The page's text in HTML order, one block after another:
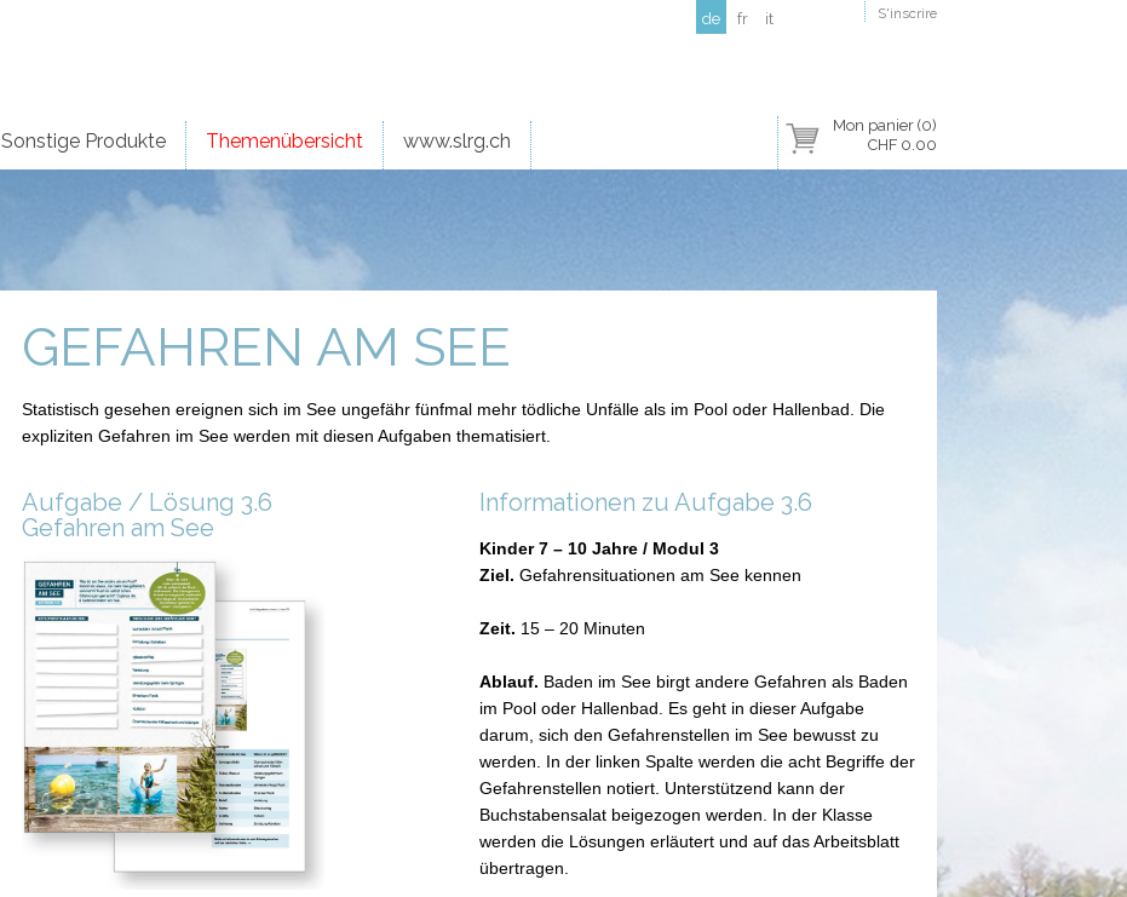
S'inscrire
de fr it
Sonstige Produkte Themenübersicht www.slrg.ch
Mon panier (0)
CHF 0.00
GEFAHREN AM SEE
Statistisch gesehen ereignen sich im See ungefähr fünfmal mehr tödliche Unfälle als im Pool oder Hallenbad. Die
expliziten Gefahren im See werden mit diesen Aufgaben thematisiert.
Aufgabe / Lösung 3.6
Gefahren am See
Informationen zu Aufgabe 3.6
Kinder 7 – 10 Jahre / Modul 3
Ziel. Gefahrensituationen am See kennen
Zeit. 15 – 20 Minuten
Ablauf. Baden im See birgt andere Gefahren als Baden
im Pool oder Hallenbad. Es geht in dieser Aufgabe
darum, sich den Gefahrenstellen im See bewusst zu
werden. In der linken Spalte werden die acht Begriffe der
Gefahrenstellen notiert. Unterstützend kann der
Buchstabensalat beigezogen werden. In der Klasse
werden die Lösungen erläutert und auf das Arbeitsblatt
übertragen.